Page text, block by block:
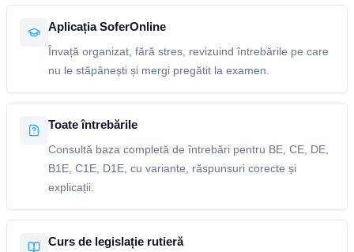
Aplicația SoferOnline
Învață organizat, fără stres, revizuind întrebările pe care
nu le stăpânești și mergi pregătit la examen.
Toate întrebările
Consultă baza completă de întrebări pentru BE, CE, DE,
B1E, C1E, D1E, cu variante, răspunsuri corecte și
explicații.
Curs de legislație rutieră